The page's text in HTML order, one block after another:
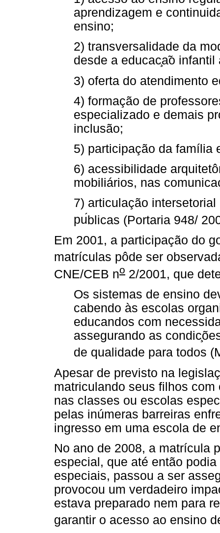
aprendizagem e
ensino;
2) transversalidade da
desde a educacao infantil
3) oferta do atendimento
4) formação de
especializado e demais
inclusão;
5) participação da família
6) acessibilidade
mobiliários, nas
7) articulação
publicas (Portaria 948/
Em 2001, a participação do
matrículas pôde ser
CNE/CEB no 2/2001, que
Os sistemas de ensino
cabendo às escolas
educandos com
assegurando as condiçõ
de qualidade para todos
Apesar de previsto na
matriculando seus filhos
nas classes ou escolas
pelas inúmeras barreiras
ingresso em uma escola de
No ano de 2008, a matrícula
especial, que até então
especiais, passou a ser
provocou um verdadeiro
estava preparado nem para
garantir o acesso ao ensino